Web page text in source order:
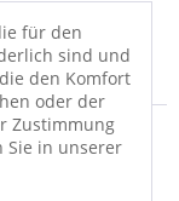
für den
sind und
den Komfort
oder der
Zustimmung
Sie in unserer